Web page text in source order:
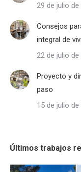
29 de julio de
Consejos
integral de
22 de julio de
Proyecto y
paso
15 de julio de
Últimos trabajos